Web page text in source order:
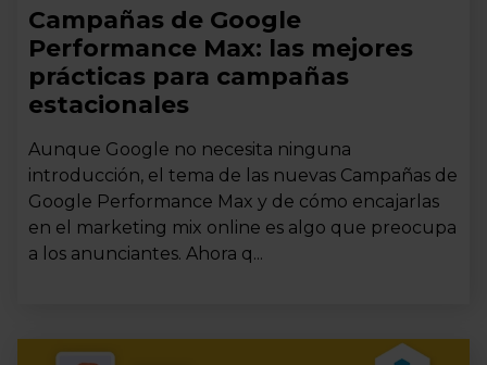
Campañas de Google
Performance Max: las mejores
prácticas para campañas
estacionales
Aunque Google no necesita ninguna
introducción, el tema de las nuevas Campañas de
Google Performance Max y de cómo encajarlas
en el marketing mix online es algo que preocupa
a los anunciantes. Ahora q...